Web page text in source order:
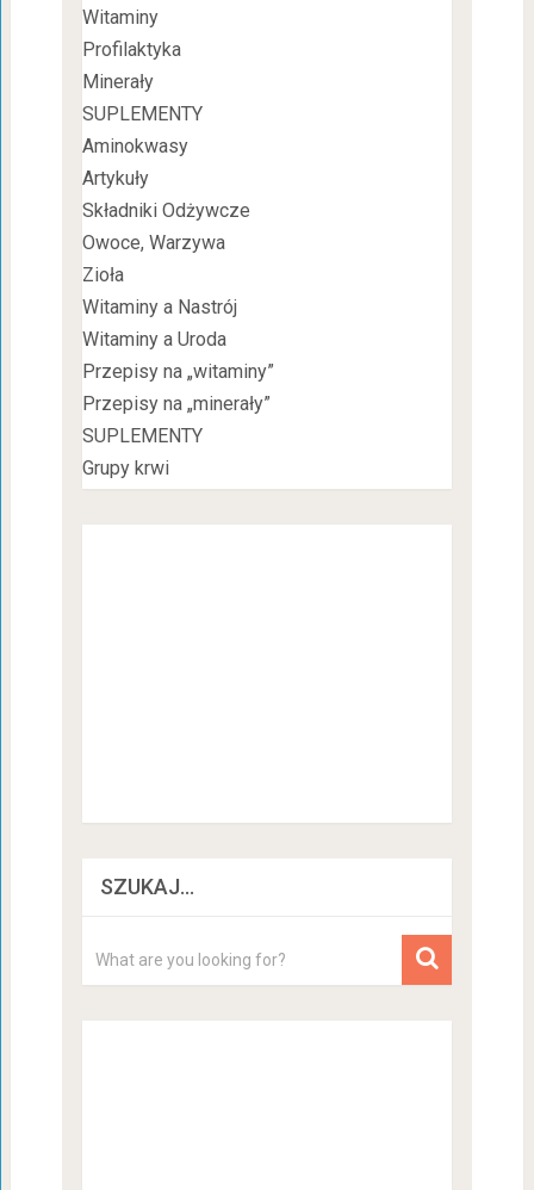
Witaminy
Profilaktyka
Minerały
SUPLEMENTY
Aminokwasy
Artykuły
Składniki Odżywcze
Owoce, Warzywa
Zioła
Witaminy a Nastrój
Witaminy a Uroda
Przepisy na „witaminy”
Przepisy na „minerały”
SUPLEMENTY
Grupy krwi
SZUKAJ…